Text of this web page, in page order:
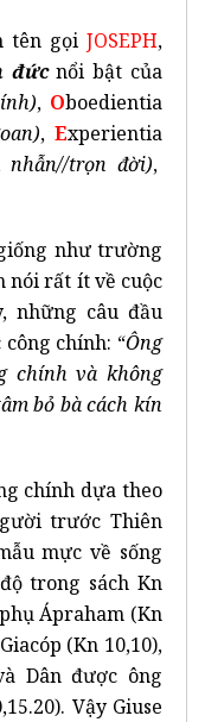
tên gọi JOSEPH,
đứcnổi bật của
, Oboedientia
,Experientia
nhẫn//trọn đời),
như trường
nói rất ít về cuộc
những câu đầu
chính: “Ông
chính và không
bỏ bà cách kín
chính dựa theo
trước Thiên
mực về sống
trong sách Kn
Ápraham (Kn
(Kn 10,10),
Dân được ông
Vậy Giuse